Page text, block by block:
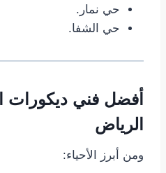
حي نمار.
حي الشفا.
أفضل فني
الرياض
ومن أبرز الأحياء: